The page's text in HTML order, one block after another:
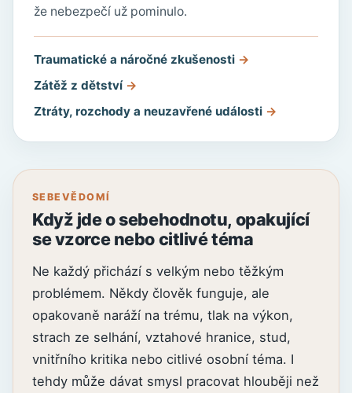
že nebezpečí už pominulo.
Traumatické a náročné zkušenosti
Zátěž z dětství
Ztráty, rozchody a neuzavřené události
SEBEVĚDOMÍ
Když jde o sebehodnotu, opakující
se vzorce nebo citlivé téma
Ne každý přichází s velkým nebo těžkým
problémem. Někdy člověk funguje, ale
opakovaně naráží na trému, tlak na výkon,
strach ze selhání, vztahové hranice, stud,
vnitřního kritika nebo citlivé osobní téma. I
tehdy může dávat smysl pracovat hlouběji než